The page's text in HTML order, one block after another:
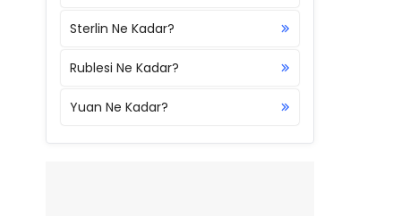
Sterlin Ne Kadar?
Rublesi Ne Kadar?
Yuan Ne Kadar?